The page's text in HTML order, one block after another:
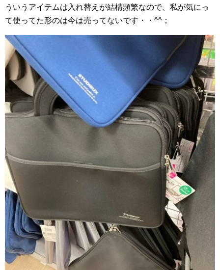
ういうアイテムは入れ替えが結構頻繁なので、私が気にっ
て使ってた形のは今は売ってないです・・^^；